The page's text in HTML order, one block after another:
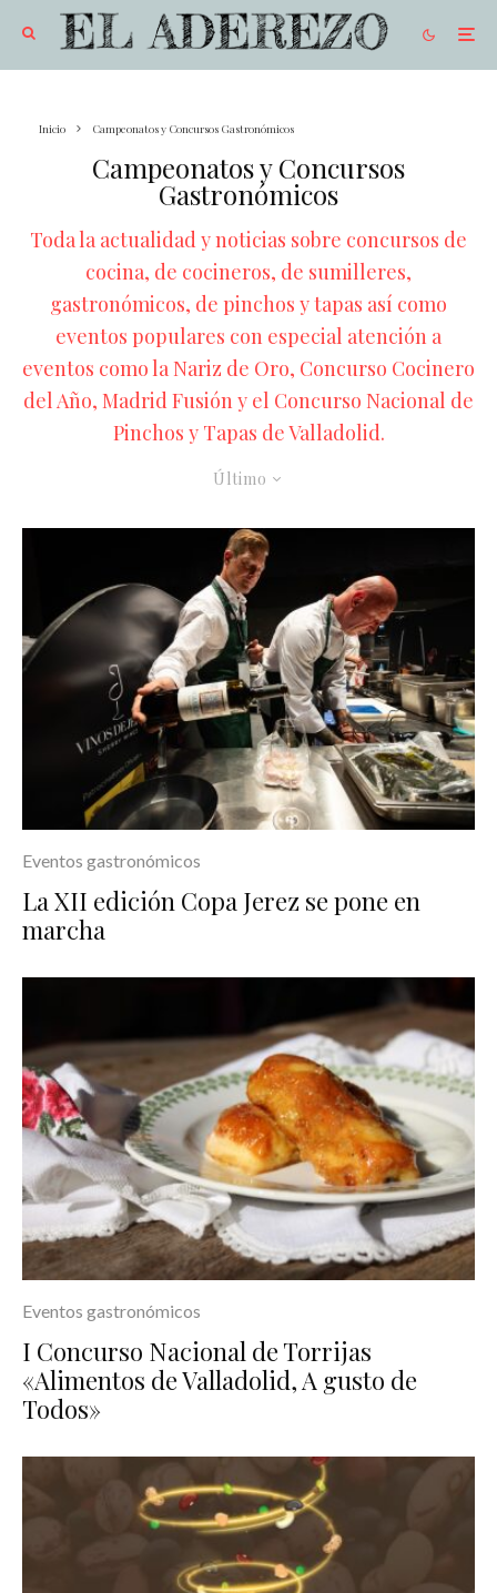
Inicio Campeonatos y Concursos Gastronómicos
Campeonatos y Concursos
Gastronómicos
Toda la actualidad y noticias sobre concursos de
cocina, de cocineros, de sumilleres,
gastronómicos, de pinchos y tapas así como
eventos populares con especial atención a
eventos como la Nariz de Oro, Concurso Cocinero
del Año, Madrid Fusión y el Concurso Nacional de
Pinchos y Tapas de Valladolid.
Último
Eventos gastronómicos
La XII edición Copa Jerez se pone en
marcha
Eventos gastronómicos
I Concurso Nacional de Torrijas
«Alimentos de Valladolid, A gusto de
Todos»